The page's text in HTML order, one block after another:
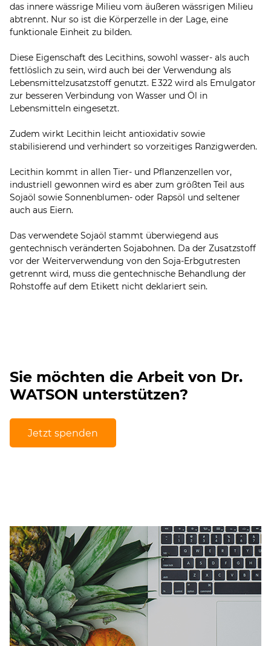
das innere wässrige Milieu vom äußeren wässrigen Milieu
abtrennt. Nur so ist die Körperzelle in der Lage, eine
funktionale Einheit zu bilden.
Diese Eigenschaft des Lecithins, sowohl wasser- als auch
fettlöslich zu sein, wird auch bei der Verwendung als
Lebensmittelzusatzstoff genutzt. E 322 wird als Emulgator
zur besseren Verbindung von Wasser und Öl in
Lebensmitteln eingesetzt.
Zudem wirkt Lecithin leicht antioxidativ sowie
stabilisierend und verhindert so vorzeitiges Ranzigwerden.
Lecithin kommt in allen Tier- und Pflanzenzellen vor,
industriell gewonnen wird es aber zum größten Teil aus
Sojaöl sowie Sonnenblumen- oder Rapsöl und seltener
auch aus Eiern.
Das verwendete Sojaöl stammt überwiegend aus
gentechnisch veränderten Sojabohnen. Da der Zusatzstoff
vor der Weiterverwendung von den Soja-Erbgutresten
getrennt wird, muss die gentechnische Behandlung der
Sie möchten die Arbeit von Dr.
WATSON unterstützen?
Jetzt spenden